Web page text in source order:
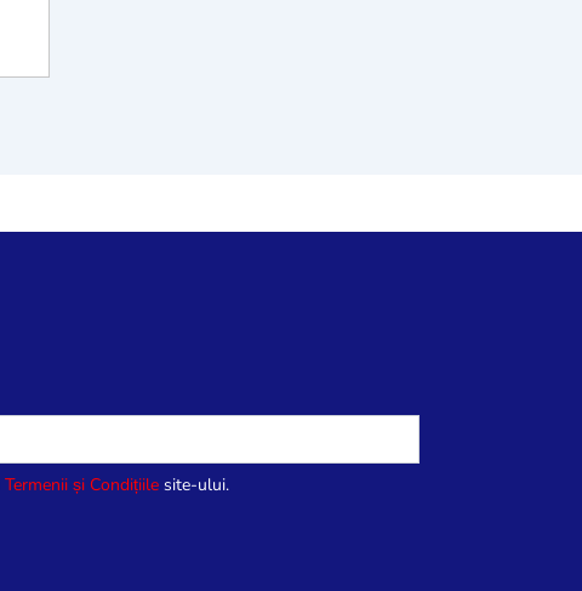
Termenii și Condițiile site-ului.